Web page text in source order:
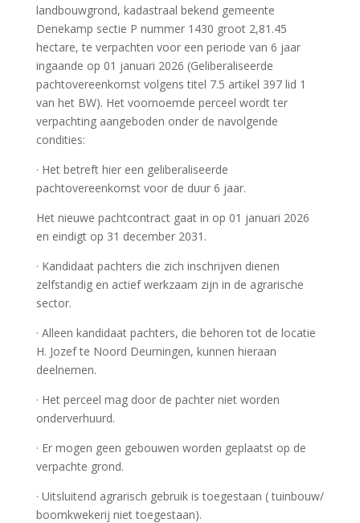
landbouwgrond, kadastraal bekend gemeente
Denekamp sectie P nummer 1430 groot 2,81.45
hectare, te verpachten voor een periode van 6 jaar
ingaande op 01 januari 2026 (Geliberaliseerde
pachtovereenkomst volgens titel 7.5 artikel 397 lid 1
van het BW). Het voornoemde perceel wordt ter
verpachting aangeboden onder de navolgende
condities:
· Het betreft hier een geliberaliseerde
pachtovereenkomst voor de duur 6 jaar.
Het nieuwe pachtcontract gaat in op 01 januari 2026
en eindigt op 31 december 2031.
· Kandidaat pachters die zich inschrijven dienen
zelfstandig en actief werkzaam zijn in de agrarische
sector.
· Alleen kandidaat pachters, die behoren tot de locatie
H. Jozef te Noord Deurningen, kunnen hieraan
deelnemen.
· Het perceel mag door de pachter niet worden
onderverhuurd.
· Er mogen geen gebouwen worden geplaatst op de
verpachte grond.
· Uitsluitend agrarisch gebruik is toegestaan ( tuinbouw/
boomkwekerij niet toegestaan).